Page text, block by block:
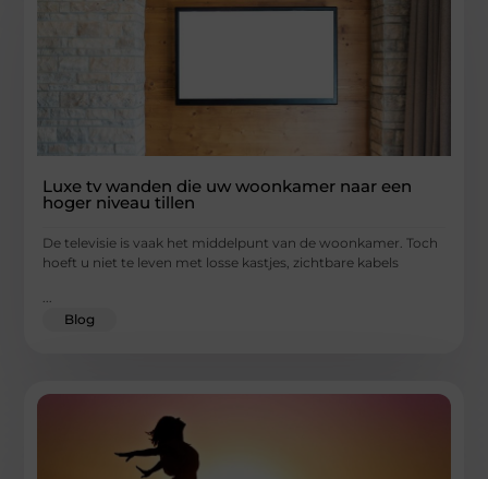
Luxe tv wanden die uw woonkamer naar een
hoger niveau tillen
De televisie is vaak het middelpunt van de woonkamer. Toch
hoeft u niet te leven met losse kastjes, zichtbare kabels
Blog